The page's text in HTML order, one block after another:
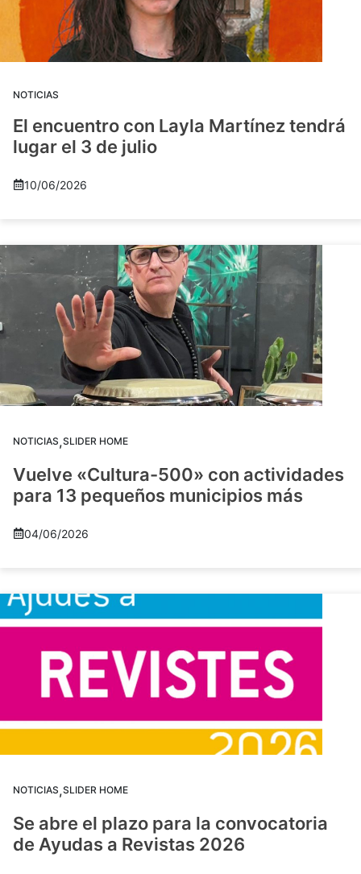
NOTICIAS
El encuentro con Layla Martínez tendrá
lugar el 3 de julio
10/06/2026
NOTICIAS,SLIDER HOME
Vuelve «Cultura-500» con actividades
para 13 pequeños municipios más
04/06/2026
NOTICIAS,SLIDER HOME
Se abre el plazo para la convocatoria
de Ayudas a Revistas 2026